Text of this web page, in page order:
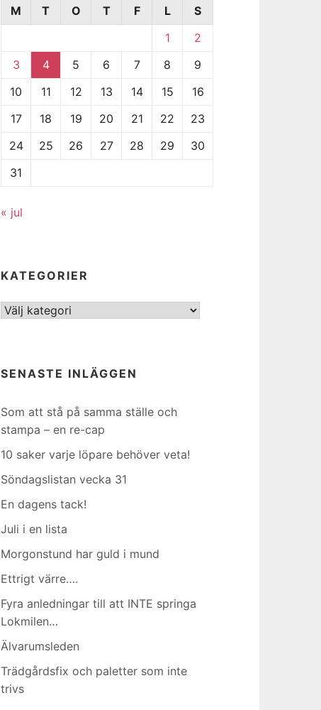
M
T O T F L
S
1
2
3
4 5 6 7 8
9
10
11 12 13 14 15
16
17
18 19 20 21 22
23
24
25 26 27 28 29
30
31
« jul
KATEGORIER
Kategorier
SENASTE INLÄGGEN
Som att stå på samma ställe och
stampa – en re-cap
10 saker varje löpare behöver veta!
Söndagslistan vecka 31
En dagens tack!
Juli i en lista
Morgonstund har guld i mund
Ettrigt värre….
Fyra anledningar till att INTE springa
Lokmilen…
Älvarumsleden
Trädgårdsfix och paletter som inte
trivs